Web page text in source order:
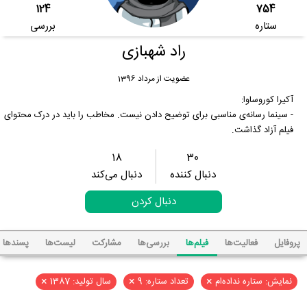
754
ستاره
124
بررسی
راد شهبازی
عضویت از مرداد 1396
آکیرا کوروساوا:
- سینما رسانه‌ی مناسبی برای توضیح دادن نیست. مخاطب را باید در درک محتوای
فیلم آزاد گذاشت.
30
دنبال کننده
18
دنبال می‌کند
دنبال کردن
پروفایل فعالیت‌ها فیلم‌ها بررسی‌ها مشارکت لیست‌ها پسند‌ها
نمایش: ستاره نداده‌ام × تعداد ستاره: 9 × سال تولید: 1387 ×